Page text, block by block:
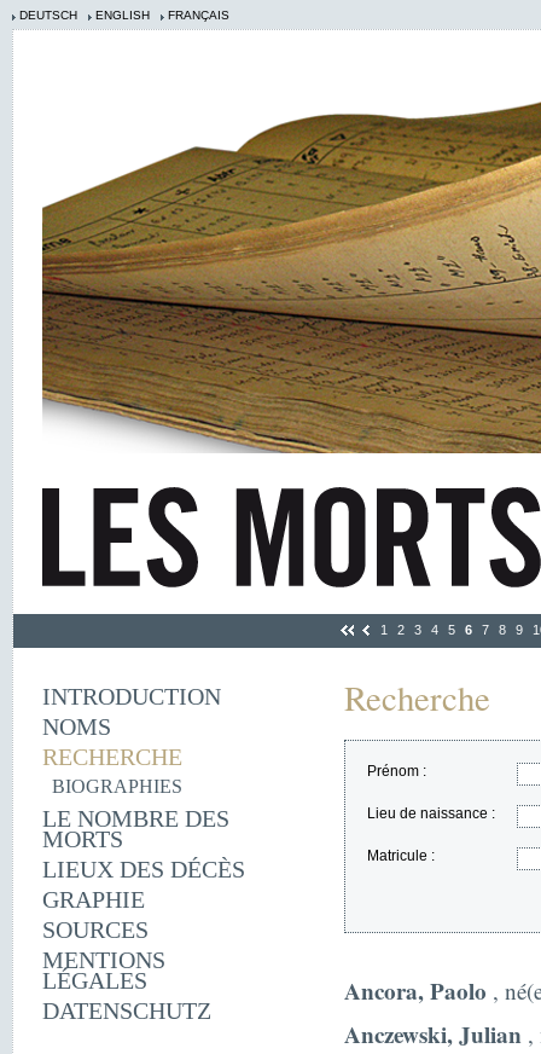
DEUTSCH ENGLISH FRANÇAIS
1 2 3 4 5 6 7 8 9
INTRODUCTION
NOMS
RECHERCHE
BIOGRAPHIES
LE NOMBRE DES
MORTS
LIEUX DES DÉCÈS
GRAPHIE
SOURCES
MENTIONS
LÉGALES
DATENSCHUTZ
Recherche
Prénom :
Lieu de naissance :
Matricule :
Ancora, Paolo ,
Anczewski, Julian ,